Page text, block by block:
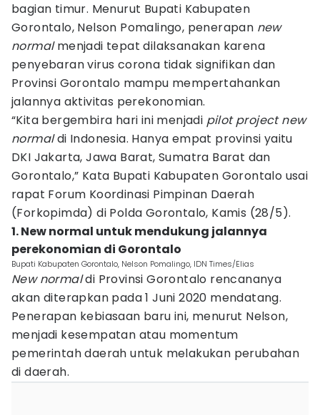
bagian timur. Menurut Bupati Kabupaten
Gorontalo, Nelson Pomalingo, penerapan new
normalmenjadi tepat dilaksanakan karena
penyebaran virus corona tidak signifikan dan
Provinsi Gorontalo mampu mempertahankan
jalannya aktivitas perekonomian.
“Kita bergembira hari ini menjadi pilot project new
normaldi Indonesia. Hanya empat provinsi yaitu
DKI Jakarta, Jawa Barat, Sumatra Barat dan
Gorontalo,” Kata Bupati Kabupaten Gorontalo usai
rapat Forum Koordinasi Pimpinan Daerah
(Forkopimda) di Polda Gorontalo, Kamis (28/5).
1. New normal untuk mendukung jalannya
perekonomian di Gorontalo
Bupati Kabupaten Gorontalo, Nelson Pomalingo, IDN Times/Elias
New normaldi Provinsi Gorontalo rencananya
akan diterapkan pada 1 Juni 2020 mendatang.
Penerapan kebiasaan baru ini, menurut Nelson,
menjadi kesempatan atau momentum
pemerintah daerah untuk melakukan perubahan
di daerah.